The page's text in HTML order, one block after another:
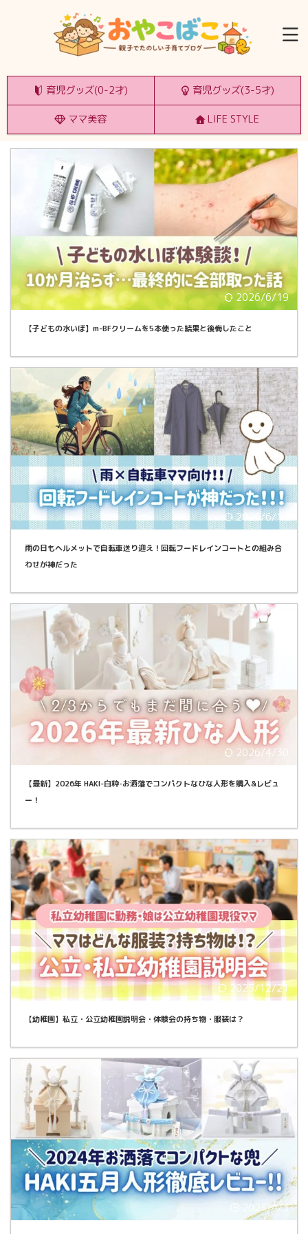
育児グッズ(0-2才) 育児グッズ(3-5才)
ママ美容 LIFE STYLE
2026/6/19
【子どもの水いぼ】m-BFクリームを5本使った結果と後悔したこと
2026/6/19
雨の日もヘルメットで自転車送り迎え！回転フードレインコートとの組み合
わせが神だった
2026/4/30
【最新】2026年 HAKI-白粋-お洒落でコンパクトなひな人形を購入&レビュ
ー！
2025/12/21
【幼稚園】私立・公立幼稚園説明会・体験会の持ち物・服装は？
2025/4/3